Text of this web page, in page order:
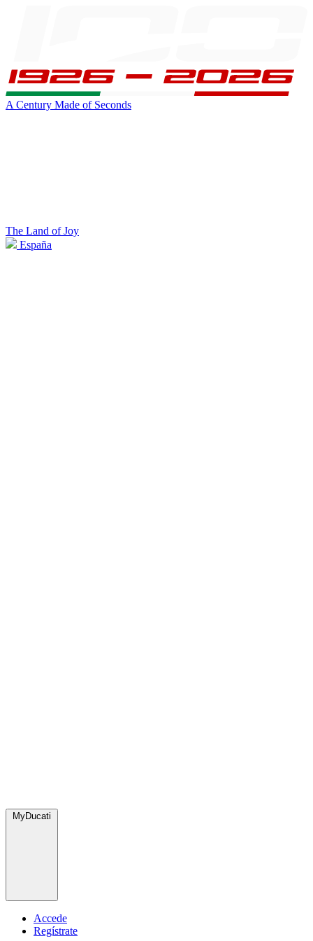
A Century Made of Seconds
The Land of Joy
España
MyDucati
Accede
Regístrate